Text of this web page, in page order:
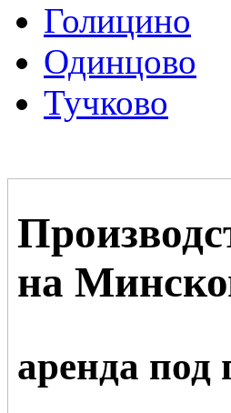
Голицино
Одинцово
Тучково
на
аренда под